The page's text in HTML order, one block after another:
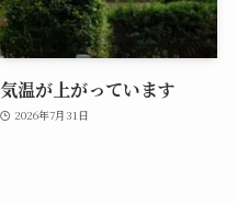
気温が上がっています
2026年7月31日